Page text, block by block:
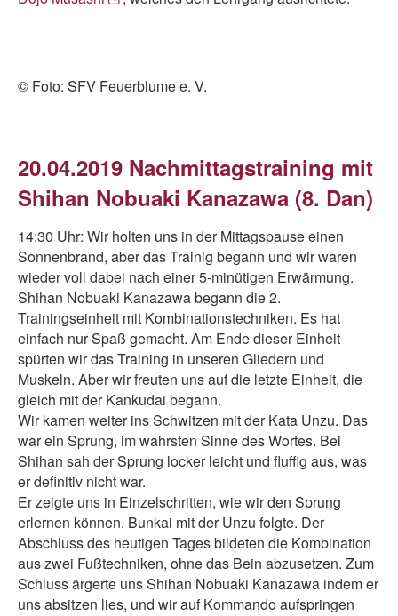
© Foto: SFV Feuerblume e. V.
20.04.2019 Nachmittagstraining mit
Shihan Nobuaki Kanazawa (8. Dan)
14:30 Uhr: Wir holten uns in der Mittagspause einen
Sonnenbrand, aber das Trainig begann und wir waren
wieder voll dabei nach einer 5-minütigen Erwärmung.
Shihan Nobuaki Kanazawa begann die 2.
Trainingseinheit mit Kombinationstechniken. Es hat
einfach nur Spaß gemacht. Am Ende dieser Einheit
spürten wir das Training in unseren Gliedern und
Muskeln. Aber wir freuten uns auf die letzte Einheit, die
gleich mit der Kankudai begann.
Wir kamen weiter ins Schwitzen mit der Kata Unzu. Das
war ein Sprung, im wahrsten Sinne des Wortes. Bei
Shihan sah der Sprung locker leicht und fluffig aus, was
er definitiv nicht war.
Er zeigte uns in Einzelschritten, wie wir den Sprung
erlernen können. Bunkai mit der Unzu folgte. Der
Abschluss des heutigen Tages bildeten die Kombination
aus zwei Fußtechniken, ohne das Bein abzusetzen. Zum
Schluss ärgerte uns Shihan Nobuaki Kanazawa indem er
uns absitzen lies, und wir auf Kommando aufspringen